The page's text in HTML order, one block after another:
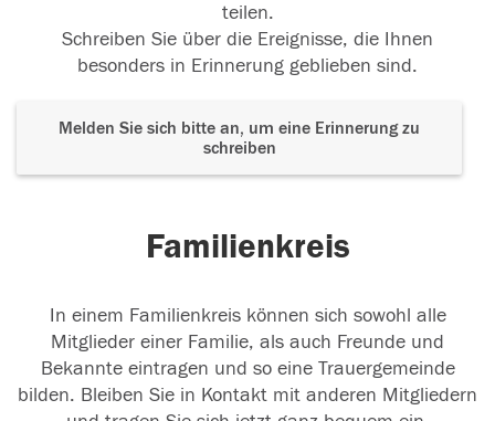
teilen.
Schreiben Sie über die Ereignisse, die Ihnen
besonders in Erinnerung geblieben sind.
Melden Sie sich bitte an, um eine Erinnerung zu
schreiben
Familienkreis
In einem Familienkreis können sich sowohl alle
Mitglieder einer Familie, als auch Freunde und
Bekannte eintragen und so eine Trauergemeinde
bilden. Bleiben Sie in Kontakt mit anderen Mitgliedern